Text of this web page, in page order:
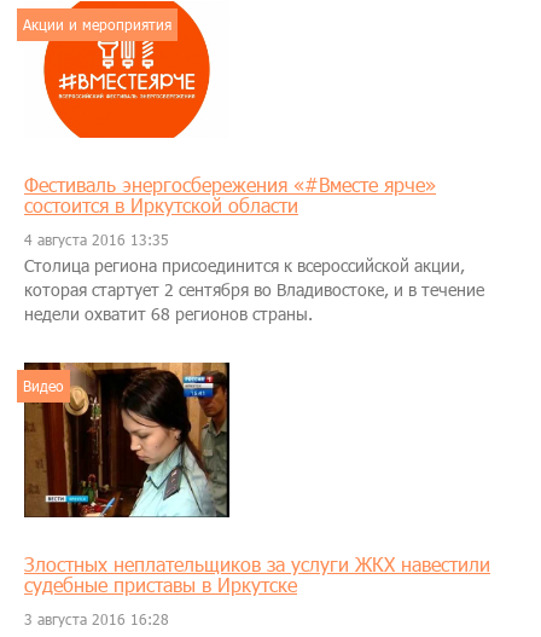
Акции и мероприятия
Фестиваль энергосбережения «#Вместе ярче»
состоится в Иркутской области
4 августа 2016 13:35
Столица региона присоединится к всероссийской акции,
которая стартует 2 сентября во Владивостоке, и в течение
недели охватит 68 регионов страны.
Видео
Злостных неплательщиков за услуги ЖКХ навестили
судебные приставы в Иркутске
3 августа 2016 16:28